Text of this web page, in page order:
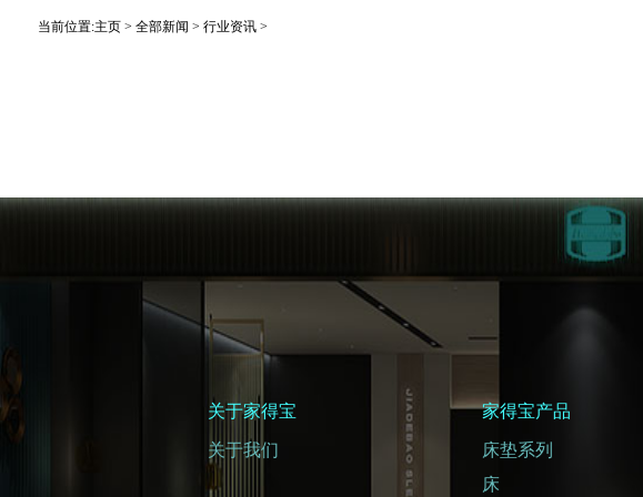
当前位置:主页> 全部新闻 > 行业资讯>
关于家得宝
关于我们
家得宝产品
床垫系列
床